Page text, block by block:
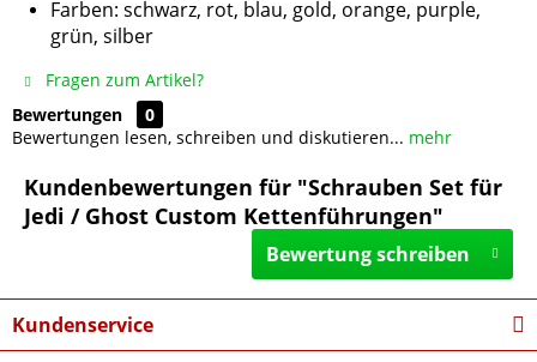
Farben: schwarz, rot, blau, gold, orange, purple,
grün, silber
Fragen zum Artikel?
Bewertungen
0
Bewertungen lesen, schreiben und diskutieren... mehr
Kundenbewertungen für "Schrauben Set für
Jedi / Ghost Custom Kettenführungen"
Bewertung schreiben
Kundenservice